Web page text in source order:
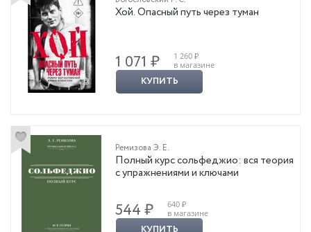
Хой. Опасный путь через туман
1 071 ₽
1 260 ₽
в магазине
КУПИТЬ
Ремизова Э. Е.
Полный курс сольфеджио: вся теория
с упражнениями и ключами
544 ₽
640 ₽
в магазине
КУПИТЬ